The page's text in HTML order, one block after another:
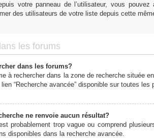
votre panneau de l’utilisateur, vous
des utilisateurs de votre liste depuis cette
les forums
dans les forums?
à rechercher dans la zone de recherche située
“Recherche avancée” disponible sur toutes
ne renvoie aucun résultat?
probablement trop vague ou comprend
disponibles dans la recherche avancée.